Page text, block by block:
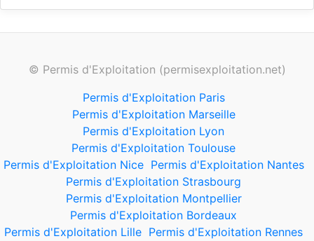
© Permis d'Exploitation (permisexploitation.net)
Permis d'Exploitation Paris
Permis d'Exploitation Marseille
Permis d'Exploitation Lyon
Permis d'Exploitation Toulouse
Permis d'Exploitation Nice Permis d'Exploitation Nantes
Permis d'Exploitation Strasbourg
Permis d'Exploitation Montpellier
Permis d'Exploitation Bordeaux
Permis d'Exploitation Lille Permis d'Exploitation Rennes